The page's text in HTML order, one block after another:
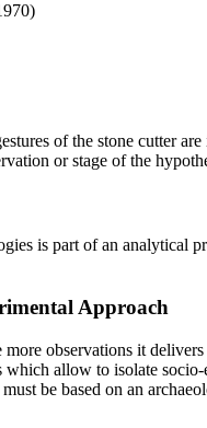
of the stone cutter
or stage of the
is part of an
Approach
more observations it
which allow to isolate
be based on an